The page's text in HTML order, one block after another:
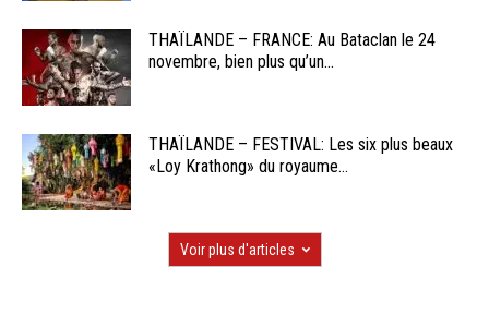
THAÏLANDE – FRANCE: Au Bataclan le 24
novembre, bien plus qu’un...
THAÏLANDE – FESTIVAL: Les six plus beaux
«Loy Krathong» du royaume...
Voir plus d'articles